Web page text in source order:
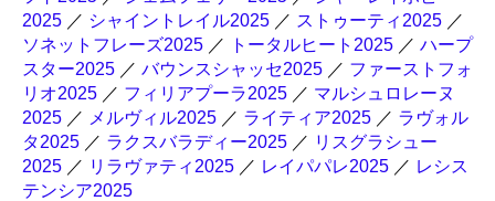
2025 ／ シャイントレイル2025 ／ ストゥーティ2025 ／
ソネットフレーズ2025 ／ トータルヒート2025 ／ ハープ
スター2025 ／ バウンスシャッセ2025 ／ ファーストフォ
リオ2025 ／ フィリアプーラ2025 ／ マルシュロレーヌ
2025 ／ メルヴィル2025 ／ ライティア2025 ／ ラヴォル
タ2025 ／ ラクスバラディー2025 ／ リスグラシュー
2025 ／ リラヴァティ2025 ／ レイパパレ2025 ／ レシス
テンシア2025